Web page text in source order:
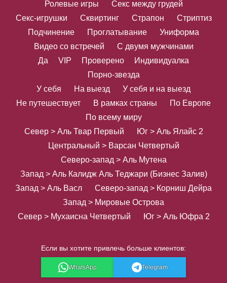
Ролевые игры
Секс между грудей
Секс-игрушки
Сквиртинг Страпон
Стриптиз
Подчинение
Проглатывание
Униформа
Видео со встречей
С двумя мужчинами
Да
VIP Проверено
Индивидуалка
Порно-звезда
У себя
На выезд
У себя и на выезд
Не путешествует
В рамках страны
По Европе
По всему миру
Север > Аль Твар Первый
Юг > Аль Ялайс 2
Центральный > Варсан Четвертый
Северо-запад > Аль Мутена
Запад > Аль Калидж Аль Теджари (Бизнес Залив)
Запад > Аль Васл
Северо-запад > Корниш Дейра
Запад > Мировые Острова
Север > Мухаисна Четвертый
Юг > Аль Юфра 2
Если вы хотите привлечь больше клиентов:
WhatsApp Telegram